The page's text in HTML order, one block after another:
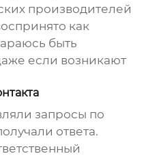
производителей
как
быть
если возникают
запросы по
ответа.